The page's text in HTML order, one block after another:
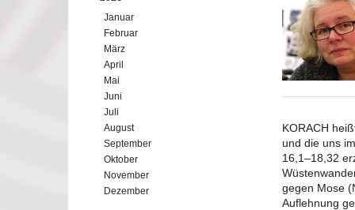
Januar
Februar
März
April
Mai
Juni
Juli
August
September
Oktober
November
Dezember
KORACH
und die uns
16,1–18,32
gegen Mose
Auflehnung